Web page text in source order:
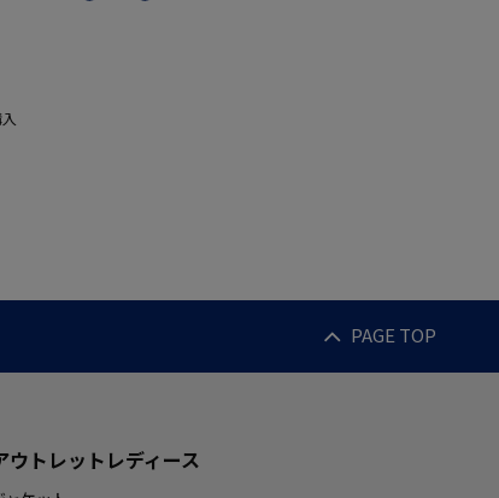
PAGE TOP
ウトレットレディース